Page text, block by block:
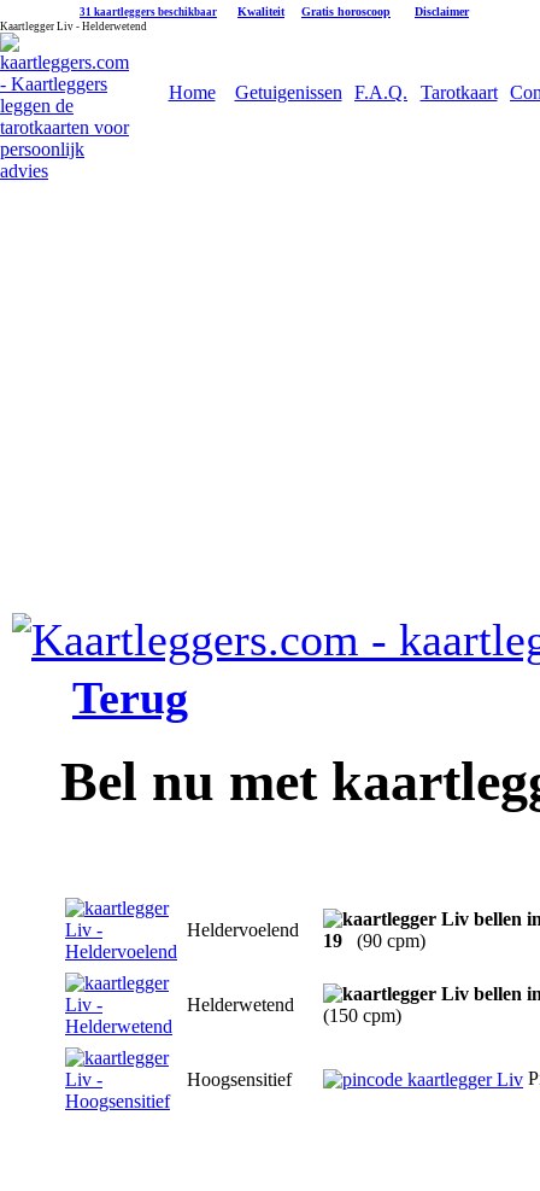
31 kaartleggers beschikbaar Kwaliteit Gratis horoscoop Disclaimer
Kaartlegger Liv - Helderwetend
Home Getuigenissen F.A.Q. Tarotkaart
Terug
Bel nu met
Heldervoelend
19 (90 cpm)
Helderwetend
(150 cpm)
Hoogsensitief